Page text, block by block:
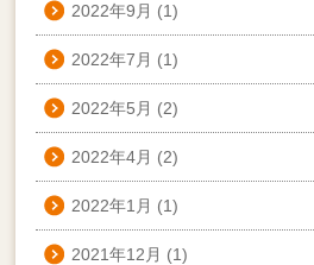
2022年9月 (1)
2022年7月 (1)
2022年5月 (2)
2022年4月 (2)
2022年1月 (1)
2021年12月 (1)